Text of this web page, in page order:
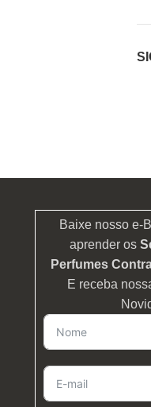
Baixe nosso e-
aprender os
Perfumes
E receba